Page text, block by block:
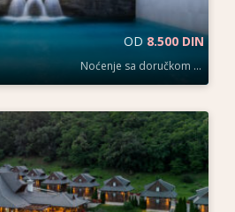
OD 8.500 DIN
Noćenje sa doručkom po osobi